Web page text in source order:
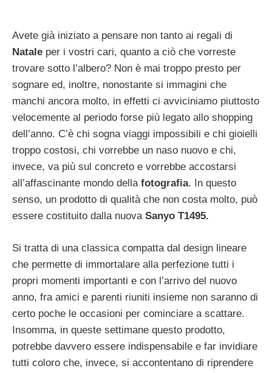
Avete già iniziato a pensare non tanto ai regali di
Natale per i vostri cari, quanto a ciò che vorreste
trovare sotto l’albero? Non è mai troppo presto per
sognare ed, inoltre, nonostante si immagini che
manchi ancora molto, in effetti ci avviciniamo piuttosto
velocemente al periodo forse più legato allo shopping
dell’anno. C’è chi sogna viaggi impossibili e chi gioielli
troppo costosi, chi vorrebbe un naso nuovo e chi,
invece, va più sul concreto e vorrebbe accostarsi
all’affascinante mondo della fotografia. In questo
senso, un prodotto di qualità che non costa molto, può
essere costituito dalla nuova Sanyo T1495.
Si tratta di una classica compatta dal design lineare
che permette di immortalare alla perfezione tutti i
propri momenti importanti e con l’arrivo del nuovo
anno, fra amici e parenti riuniti insieme non saranno di
certo poche le occasioni per cominciare a scattare.
Insomma, in queste settimane questo prodotto,
potrebbe davvero essere indispensabile e far invidiare
tutti coloro che, invece, si accontentano di riprendere